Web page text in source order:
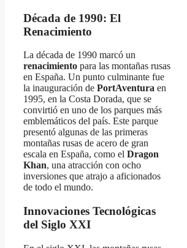
Década de 1990: El
Renacimiento
La década de 1990 marcó un
renacimiento para las montañas rusas
en España. Un punto culminante fue
la inauguración de PortAventura en
1995, en la Costa Dorada, que se
convirtió en uno de los parques más
emblemáticos del país. Este parque
presentó algunas de las primeras
montañas rusas de acero de gran
escala en España, como el Dragon
Khan, una atracción con ocho
inversiones que atrajo a aficionados
de todo el mundo.
Innovaciones Tecnológicas
del Siglo XXI